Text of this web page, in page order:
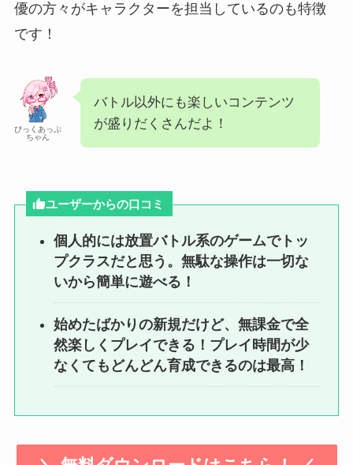
優の方々がキャラクターを担当しているのも特徴
です！
ぴっくあっぷ
ちゃん
バトル以外にも楽しいコンテンツ
が盛りだくさんだよ！
ユーザーからの口コミ
個人的には放置バトル系のゲームでトッ
プクラスだと思う。無駄な操作は一切な
いから簡単に遊べる！
始めたばかりの新規だけど、無課金で全
然楽しくプレイできる！プレイ時間が少
なくてもどんどん育成できるのは最高！